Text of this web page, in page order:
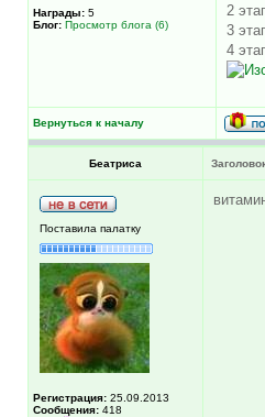
Награды: 5
Блог: Просмотр блога (6)
2
3
4
Вернуться к началу
Беатриса
Поставила палатку
Регистрация: 25.09.2013
Сообщения: 418